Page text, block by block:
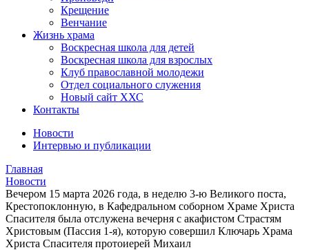
Крещение
Венчание
Жизнь храма
Воскресная школа для детей
Воскресная школа для взрослых
Клуб православной молодежи
Отдел социального служения
Новый сайт ХХС
Контакты
Новости
Интервью и публикации
Главная
Новости
Вечером 15 марта 2026 года, в неделю 3-ю Великого поста,
Крестопоклонную, в Кафедральном соборном Храме Христа
Спасителя была отслужена вечерня с акафистом Страстям
Христовым (Пассия 1-я), которую совершил Ключарь Храма
Христа Спасителя протоиерей Михаил